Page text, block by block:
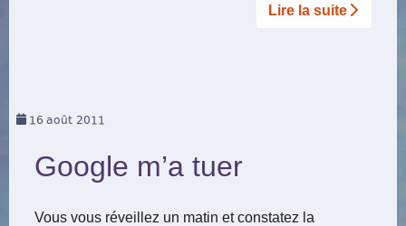
Lire la suite­­
16 août 2011
Google m’a tuer
Vous vous réveillez un matin et constatez la